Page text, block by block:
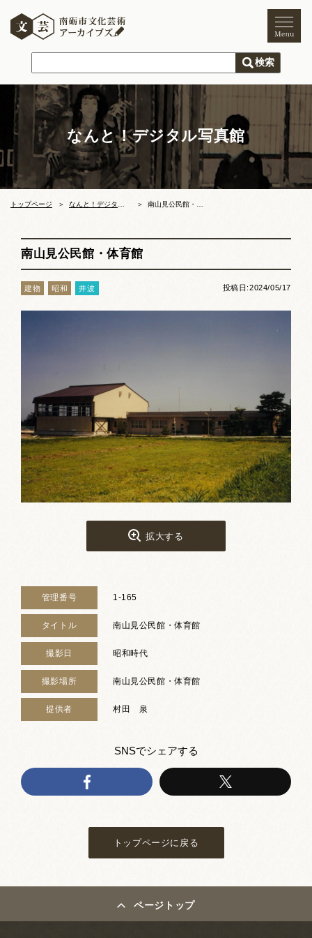
ご利用案内
新着情報
文化芸術
文化財 獅子舞 まつり
文化芸術団体
文化遺産
写真館
NANTO Wiki
市内団体の方
なんと！デジタル写真館
トップページ
南山見公民館・体育館
建物 昭和 井波 投稿日:2024/05/17
拡大する
管理番号 1-165
タイトル 南山見公民館・体育館
撮影日 昭和時代
撮影場所 南山見公民館・体育館
提供者 村田 泉
SNSでシェアする
トップページに戻る
ページトップ